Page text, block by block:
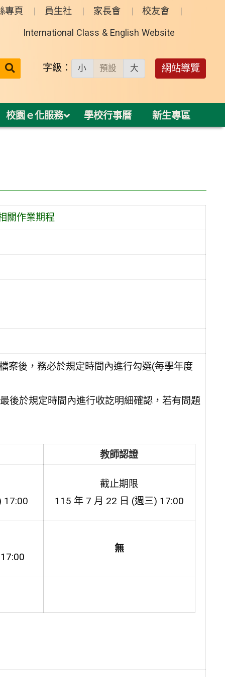
專頁 員生社 家長會 校友會
International Class & English Website
送出 字級： 小 預設 大 網站導覽
校園ｅ化服務 學校行事曆 新生專區
關作業期程
案後，務必於規定時間內進行勾選(每學年度
後於規定時間內進行收訖明細確認，若有問題
教師認證
17:00
截止期限
115 年 7 月 22 日 (週三) 17:00
17:00
無